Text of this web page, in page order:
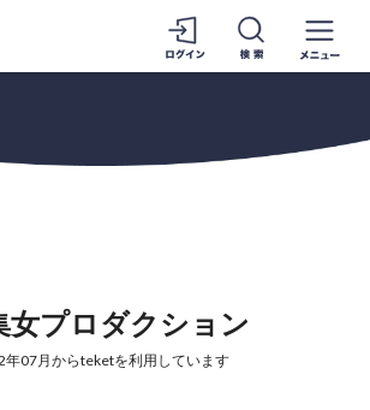
女プロダクション
年07月からteketを利用しています